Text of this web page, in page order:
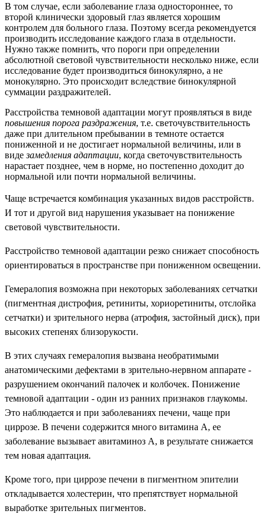
В том случае, если заболевание глаза одностороннее, то
второй клинически здоровый глаз является хорошим
контролем для больного глаза. Поэтому всегда рекомендуется
производить исследование каждого глаза в отдельности.
Нужно также помнить, что пороги при определении
абсолютной световой чувствительности несколько ниже, если
исследование будет производиться бинокулярно, а не
монокулярно. Это происходит вследствие бинокулярной
суммации раздражителей.
Расстройства темновой адаптации могут проявляться в виде
повышения порога раздражения, т.е. светочувствительность
даже при длительном пребывании в темноте остается
пониженной и не достигает нормальной величины, или в
видезамедления адаптации, когда светочувствительность
нарастает позднее, чем в норме, но постепенно доходит до
нормальной или почти нормальной величины.
Чаще встречается комбинация указанных видов расстройств.
И тот и другой вид нарушения указывает на понижение
световой чувствительности.
Расстройство темновой адаптации резко снижает способность
ориентироваться в пространстве при пониженном освещении.
Гемералопия возможна при некоторых заболеваниях сетчатки
(пигментная дистрофия, ретиниты, хориоретиниты, отслойка
сетчатки) и зрительного нерва (атрофия, застойный диск), при
высоких степенях близорукости.
В этих случаях гемералопия вызвана необратимыми
анатомическими дефектами в зрительно-нервном аппарате -
разрушением окончаний палочек и колбочек. Понижение
темновой адаптации - один из ранних признаков глаукомы.
Это наблюдается и при заболеваниях печени, чаще при
циррозе. В печени содержится много витамина А, ее
заболевание вызывает авитаминоз А, в результате снижается
тем новая адаптация.
Кроме того, при циррозе печени в пигментном эпителии
откладывается холестерин, что препятствует нормальной
выработке зрительных пигментов.